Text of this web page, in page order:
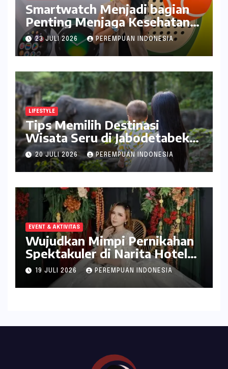
Smartwatch Menjadi bagian
Penting Menjaga Kesehatan
Bagi Perempuan
23 JULI 2026 PEREMPUAN INDONESIA
LIFESTYLE
Tips Memilih Destinasi
Wisata Seru di Jabodetabek
ala inDrive
20 JULI 2026 PEREMPUAN INDONESIA
EVENT & AKTIVITAS
Wujudkan Mimpi Pernikahan
Spektakuler di Narita Hotel
Surabaya
19 JULI 2026 PEREMPUAN INDONESIA